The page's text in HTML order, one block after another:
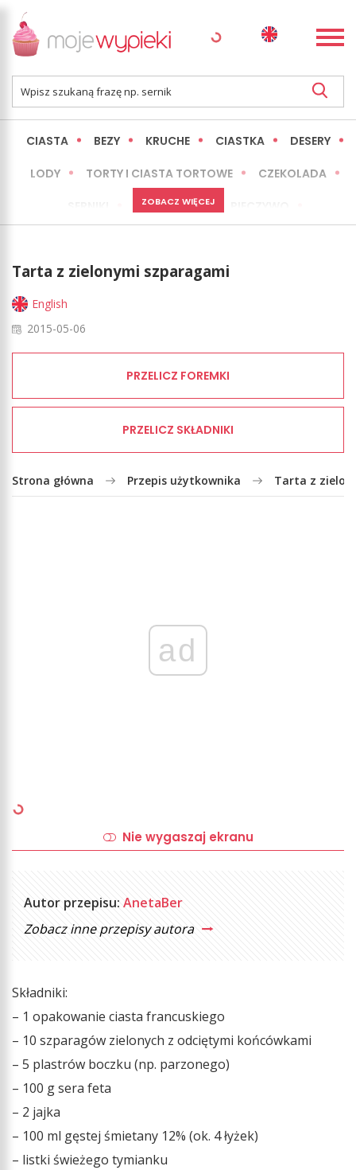
CIASTA BEZY KRUCHE CIASTKA DESERY
LODY TORTY I CIASTA TORTOWE CZEKOLADA
MINI WYPIEKI
LŻEJSZE / ZDROWSZE
ZOBACZ WIĘCEJ
Tarta z zielonymi szparagami
English
2015-05-06
PRZELICZ FOREMKI
PRZELICZ SKŁADNIKI
Strona główna Przepis użytkownika Tarta z
ad
Nie wygaszaj ekranu
Autor przepisu: AnetaBer
Zobacz inne przepisy autora
Składniki:
– 1 opakowanie ciasta francuskiego
– 10 szparagów zielonych z odciętymi końcówkami
– 5 plastrów boczku (np. parzonego)
– 100 g sera feta
– 2 jajka
– 100 ml gęstej śmietany 12% (ok. 4 łyżek)
– listki świeżego tymianku